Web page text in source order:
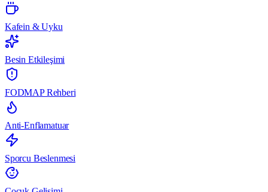
Kafein & Uyku
Besin Etkileşimi
FODMAP Rehberi
Anti-Enflamatuar
Sporcu Beslenmesi